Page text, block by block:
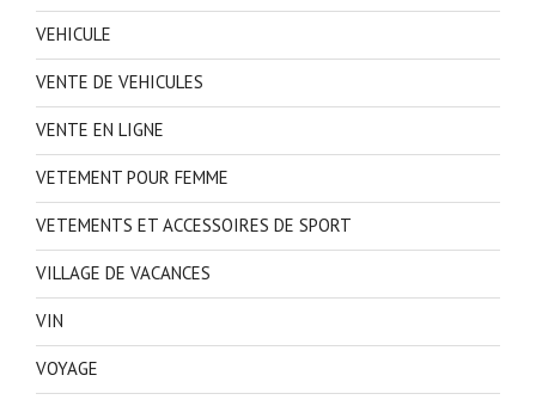
VEHICULE
VENTE DE VEHICULES
VENTE EN LIGNE
VETEMENT POUR FEMME
VETEMENTS ET ACCESSOIRES DE SPORT
VILLAGE DE VACANCES
VIN
VOYAGE